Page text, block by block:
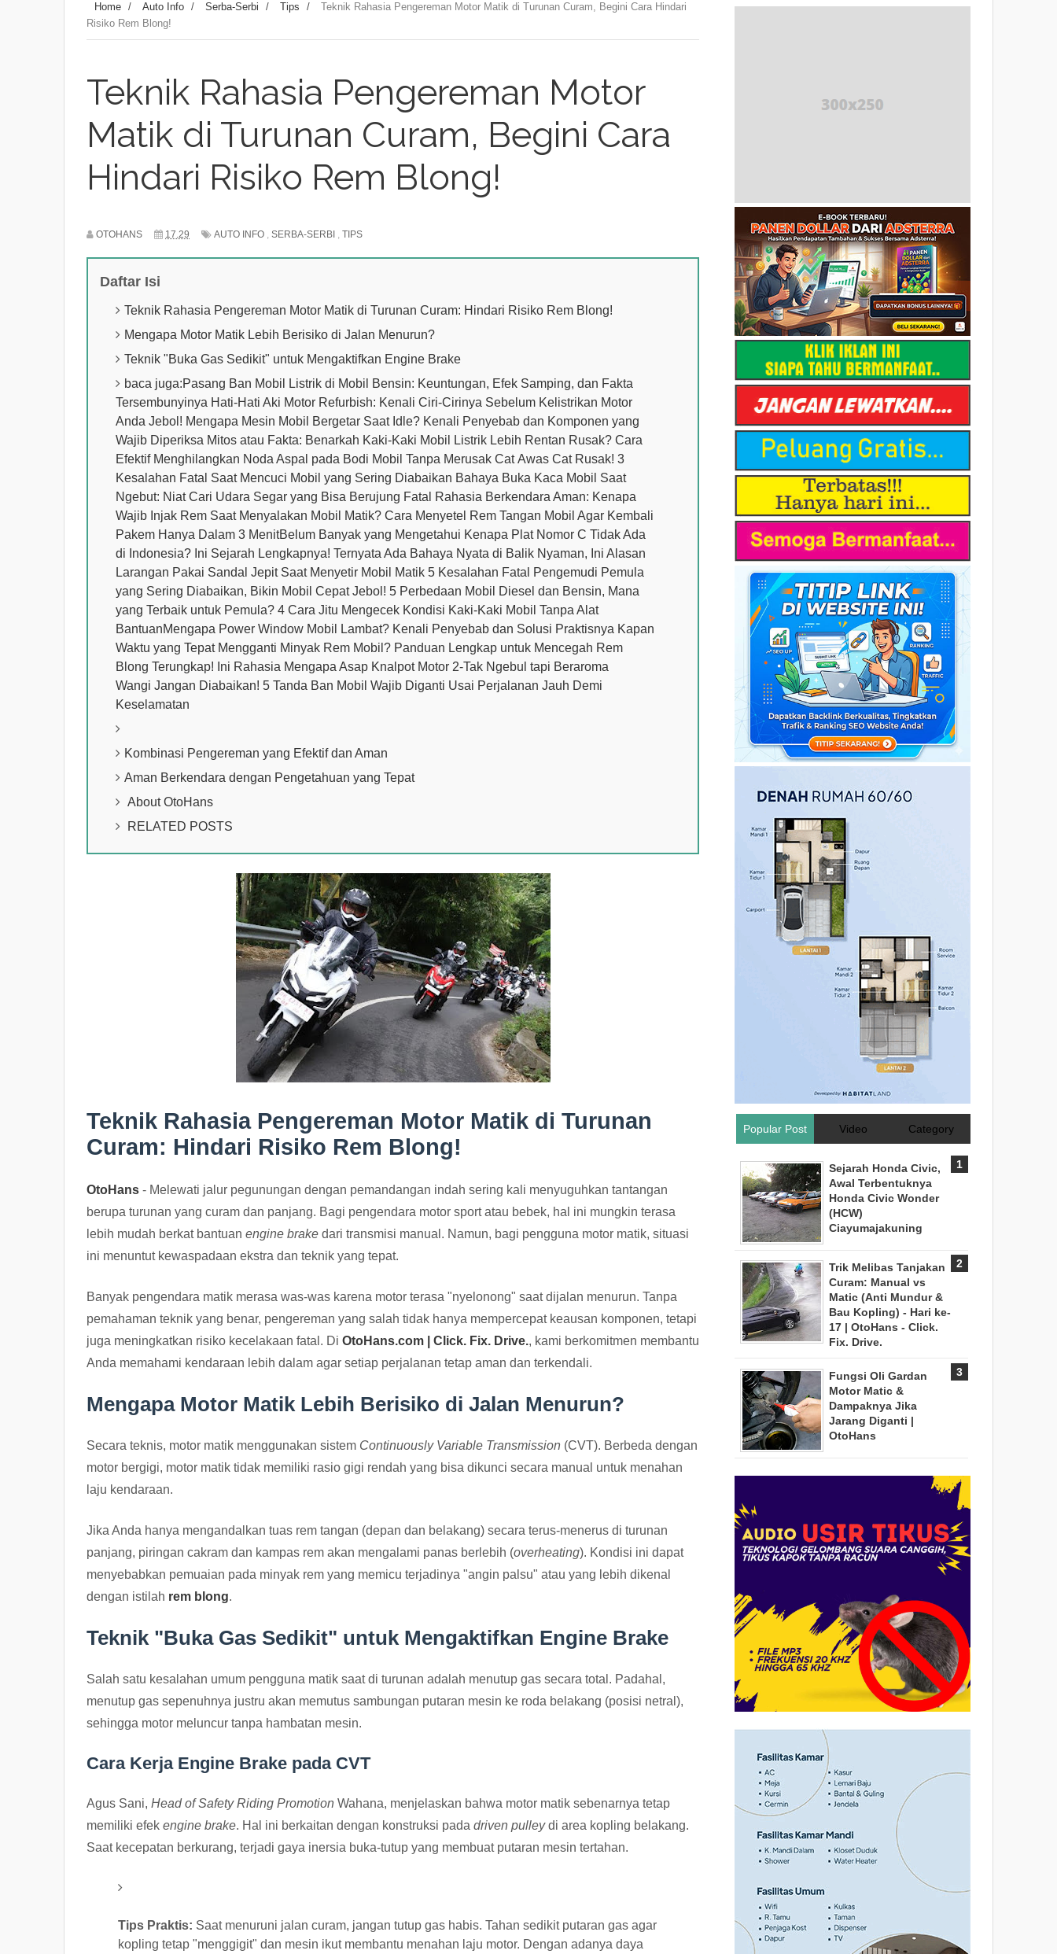
Home / Auto Info / Serba-Serbi / Tips /
Teknik Rahasia Pengereman Motor Matik di Turunan Curam, Begini Cara Hindari
Risiko Rem Blong!
Teknik Rahasia Pengereman Motor
Matik di Turunan Curam, Begini Cara
Hindari Risiko Rem Blong!
OTOHANS 17.29 AUTO INFO , SERBA-SERBI , TIPS
Daftar Isi
Teknik Rahasia Pengereman Motor Matik di Turunan Curam: Hindari Risiko Rem Blong!
Mengapa Motor Matik Lebih Berisiko di Jalan Menurun?
Teknik "Buka Gas Sedikit" untuk Mengaktifkan Engine Brake
baca juga:Pasang Ban Mobil Listrik di Mobil Bensin: Keuntungan, Efek Samping, dan Fakta
Tersembunyinya Hati-Hati Aki Motor Refurbish: Kenali Ciri-Cirinya Sebelum Kelistrikan Motor
Anda Jebol! Mengapa Mesin Mobil Bergetar Saat Idle? Kenali Penyebab dan Komponen yang
Wajib Diperiksa Mitos atau Fakta: Benarkah Kaki-Kaki Mobil Listrik Lebih Rentan Rusak? Cara
Efektif Menghilangkan Noda Aspal pada Bodi Mobil Tanpa Merusak Cat Awas Cat Rusak! 3
Kesalahan Fatal Saat Mencuci Mobil yang Sering Diabaikan Bahaya Buka Kaca Mobil Saat
Ngebut: Niat Cari Udara Segar yang Bisa Berujung Fatal Rahasia Berkendara Aman: Kenapa
Wajib Injak Rem Saat Menyalakan Mobil Matik? Cara Menyetel Rem Tangan Mobil Agar Kembali
Pakem Hanya Dalam 3 MenitBelum Banyak yang Mengetahui Kenapa Plat Nomor C Tidak Ada
di Indonesia? Ini Sejarah Lengkapnya! Ternyata Ada Bahaya Nyata di Balik Nyaman, Ini Alasan
Larangan Pakai Sandal Jepit Saat Menyetir Mobil Matik 5 Kesalahan Fatal Pengemudi Pemula
yang Sering Diabaikan, Bikin Mobil Cepat Jebol! 5 Perbedaan Mobil Diesel dan Bensin, Mana
yang Terbaik untuk Pemula? 4 Cara Jitu Mengecek Kondisi Kaki-Kaki Mobil Tanpa Alat
BantuanMengapa Power Window Mobil Lambat? Kenali Penyebab dan Solusi Praktisnya Kapan
Waktu yang Tepat Mengganti Minyak Rem Mobil? Panduan Lengkap untuk Mencegah Rem
Blong Terungkap! Ini Rahasia Mengapa Asap Knalpot Motor 2-Tak Ngebul tapi Beraroma
Wangi Jangan Diabaikan! 5 Tanda Ban Mobil Wajib Diganti Usai Perjalanan Jauh Demi
Keselamatan
Kombinasi Pengereman yang Efektif dan Aman
Aman Berkendara dengan Pengetahuan yang Tepat
About OtoHans
RELATED POSTS
Teknik Rahasia Pengereman Motor Matik di Turunan
Curam: Hindari Risiko Rem Blong!
OtoHans - Melewati jalur pegunungan dengan pemandangan indah sering kali menyuguhkan tantangan
berupa turunan yang curam dan panjang. Bagi pengendara motor sport atau bebek, hal ini mungkin terasa
lebih mudah berkat bantuan engine brake dari transmisi manual. Namun, bagi pengguna motor matik, situasi
ini menuntut kewaspadaan ekstra dan teknik yang tepat.
Banyak pengendara matik merasa was-was karena motor terasa "nyelonong" saat dijalan menurun. Tanpa
pemahaman teknik yang benar, pengereman yang salah tidak hanya mempercepat keausan komponen, tetapi
juga meningkatkan risiko kecelakaan fatal. Di OtoHans.com | Click. Fix. Drive., kami berkomitmen membantu
Anda memahami kendaraan lebih dalam agar setiap perjalanan tetap aman dan terkendali.
Mengapa Motor Matik Lebih Berisiko di Jalan Menurun?
Secara teknis, motor matik menggunakan sistem Continuously Variable Transmission (CVT). Berbeda dengan
motor bergigi, motor matik tidak memiliki rasio gigi rendah yang bisa dikunci secara manual untuk menahan
laju kendaraan.
Jika Anda hanya mengandalkan tuas rem tangan (depan dan belakang) secara terus-menerus di turunan
panjang, piringan cakram dan kampas rem akan mengalami panas berlebih (overheating). Kondisi ini dapat
menyebabkan pemuaian pada minyak rem yang memicu terjadinya "angin palsu" atau yang lebih dikenal
dengan istilah rem blong.
Teknik "Buka Gas Sedikit" untuk Mengaktifkan Engine Brake
Salah satu kesalahan umum pengguna matik saat di turunan adalah menutup gas secara total. Padahal,
menutup gas sepenuhnya justru akan memutus sambungan putaran mesin ke roda belakang (posisi netral),
sehingga motor meluncur tanpa hambatan mesin.
Cara Kerja Engine Brake pada CVT
Agus Sani, Head of Safety Riding Promotion Wahana, menjelaskan bahwa motor matik sebenarnya tetap
memiliki efek engine brake. Hal ini berkaitan dengan konstruksi pada driven pulleydi area kopling belakang.
Saat kecepatan berkurang, terjadi gaya inersia buka-tutup yang membuat putaran mesin tertahan.
Tips Praktis: Saat menuruni jalan curam, jangan tutup gas habis. Tahan sedikit putaran gas agar
kopling tetap "menggigit" dan mesin ikut membantu menahan laju motor. Dengan adanya daya
Popular Post Video Category
Sejarah Honda Civic,
Awal Terbentuknya
Honda Civic Wonder
(HCW)
Ciayumajakuning
Trik Melibas Tanjakan
Curam: Manual vs
Matic (Anti Mundur &
Bau Kopling) - Hari ke-
17 | OtoHans - Click.
Fix. Drive.
Fungsi Oli Gardan
Motor Matic &
Dampaknya Jika
Jarang Diganti |
OtoHans